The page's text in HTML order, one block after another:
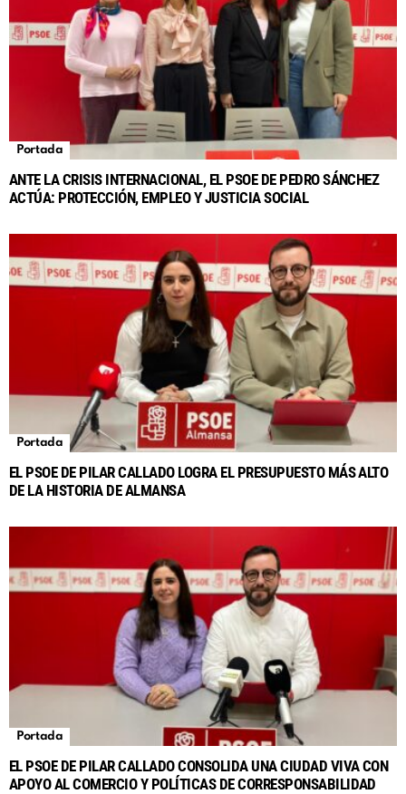
Portada
ANTE LA CRISIS INTERNACIONAL, EL PSOE DE PEDRO SÁNCHEZ
ACTÚA: PROTECCIÓN, EMPLEO Y JUSTICIA SOCIAL
Portada
EL PSOE DE PILAR CALLADO LOGRA EL PRESUPUESTO MÁS ALTO
DE LA HISTORIA DE ALMANSA
Portada
EL PSOE DE PILAR CALLADO CONSOLIDA UNA CIUDAD VIVA CON
APOYO AL COMERCIO Y POLÍTICAS DE CORRESPONSABILIDAD